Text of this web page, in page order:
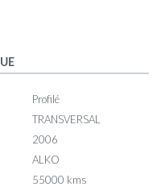
Profilé
TRANSVERSAL
2006
ALKO
55000 kms